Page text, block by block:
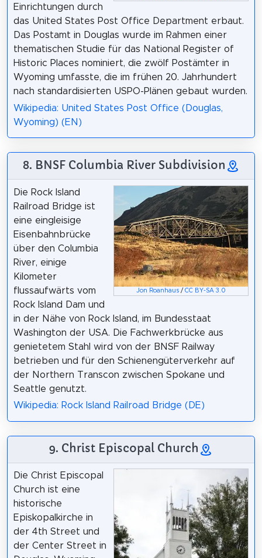
Einrichtungen durch
das United States Post Office Department erbaut.
Das Postamt in Douglas wurde im Rahmen einer
thematischen Studie für das National Register of
Historic Places nominiert, die zwölf Postämter in
Wyoming umfasste, die im frühen 20. Jahrhundert
nach standardisierten USPO-Plänen gebaut wurden.
Wikipedia: United States Post Office (Douglas,
Wyoming) (EN)
8. BNSF Columbia River Subdivision
Jon Roanhaus /CC BY-SA 3.0
Die Rock Island
Railroad Bridge ist
eine eingleisige
Eisenbahnbrücke
über den Columbia
River, einige
Kilometer
flussaufwärts vom
Rock Island Dam und
in der Nähe von Rock Island, im Bundesstaat
Washington der USA. Die Fachwerkbrücke aus
genietetem Stahl wird von der BNSF Railway
betrieben und für den Schienengüterverkehr auf
der Northern Transcon zwischen Spokane und
Seattle genutzt.
Wikipedia: Rock Island Railroad Bridge (DE)
9. Christ Episcopal Church
Die Christ Episcopal
Church ist eine
historische
Episkopalkirche in
der 4th Street und
der Center Street in